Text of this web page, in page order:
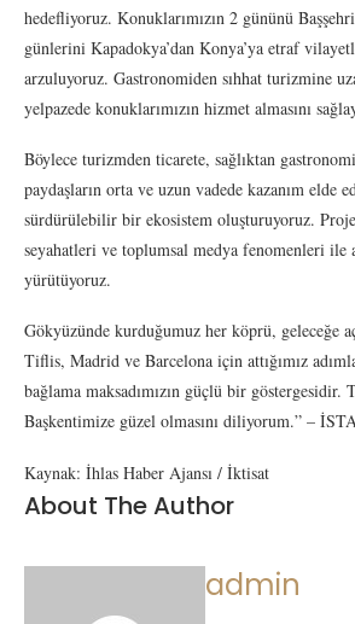
hedefliyoruz. Konuklarımızın 2 gününü
günlerini Kapadokya’dan Konya’ya etraf
arzuluyoruz. Gastronomiden sıhhat turizmine
yelpazede konuklarımızın hizmet almasını
Böylece turizmden ticarete, sağlıktan
paydaşların orta ve uzun vadede kazanım elde
sürdürülebilir bir ekosistem oluşturuyoruz.
seyahatleri ve toplumsal medya fenomenleri ile
yürütüyoruz.
Gökyüzünde kurduğumuz her köprü, geleceğe
Tiflis, Madrid ve Barcelona için attığımız
bağlama maksadımızın güçlü bir göstergesidir.
Başkentimize güzel olmasını diliyorum.” –
Kaynak: İhlas Haber Ajansı / İktisat
About The Author
admin